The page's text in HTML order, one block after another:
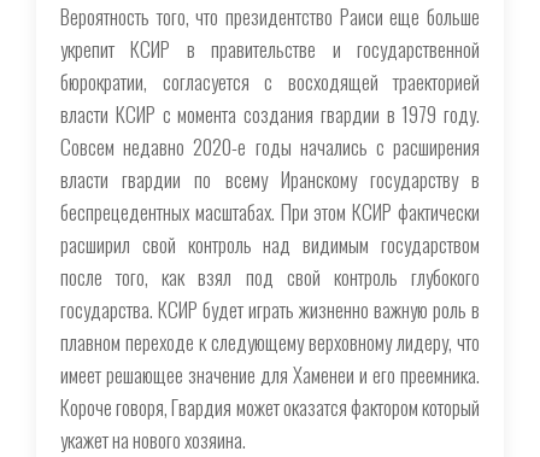
Вероятность того, что президентство Раиси еще больше
укрепит КСИР в правительстве и государственной
бюрократии, согласуется с восходящей траекторией
власти КСИР с момента создания гвардии в 1979 году.
Совсем недавно 2020-е годы начались с расширения
власти гвардии по всему Иранскому государству в
беспрецедентных масштабах. При этом КСИР фактически
расширил свой контроль над видимым государством
после того, как взял под свой контроль глубокого
государства. КСИР будет играть жизненно важную роль в
плавном переходе к следующему верховному лидеру, что
имеет решающее значение для Хаменеи и его преемника.
Короче говоря, Гвардия может оказатся фактором который
укажет на нового хозяина.